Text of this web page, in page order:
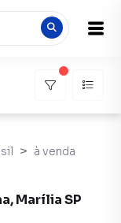
à venda
Marília SP